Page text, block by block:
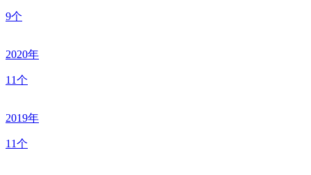
9个
2020年
11个
2019年
11个